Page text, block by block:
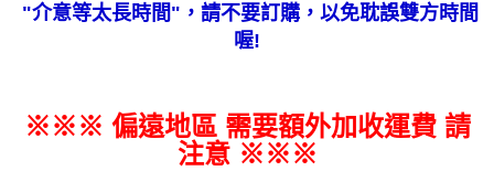
"介意等太長時間" ，請不要訂購，以免耽誤雙方時間
喔!
※※※ 偏遠地區 需要額外加收運費 請
注意 ※※※